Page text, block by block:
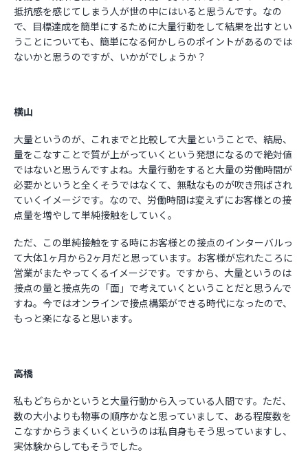
抵抗感を感じてしまう人が世の中にはいると思うんです。なの
で、目標達成を簡単にするために大量行動をして結果を出すとい
うことについても、簡単になる何かしらのポイントがあるのでは
ないかと思うのですが、いかがでしょうか？
横山
大量というのが、これまでと比較して大量ということで、結局、
量をこなすことで質が上がっていくという発想になるので絶対値
ではないと思うんですよね。大量行動をすると大量の労働時間が
必要かというと全くそうではなくて、無駄なものが吹き飛ばされ
ていくイメージです。なので、労働時間は変えずにお客様との接
点量を増やして単純接触をしていく。
ただ、この単純接触をする時にお客様との接点のインターバルっ
て大体1ヶ月から2ヶ月だと思っています。お客様が忘れたころに
営業がまたやってくるイメージです。ですから、大量というのは
接点の量と接点先の「面」で考えていくということだと思うんで
すね。今ではオンラインで接点構築ができる時代になったので、
もっと楽になると思います。
高橋
私もどちらかというと大量行動から入っている人間です。ただ、
数の大小よりも物事の順序かなと思っていまして、ある程度数を
こなすからうまくいくというのは私自身もそう思っていますし、
実体験からしてもそうでした。